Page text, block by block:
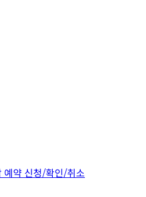
예약 신청/확인/취소